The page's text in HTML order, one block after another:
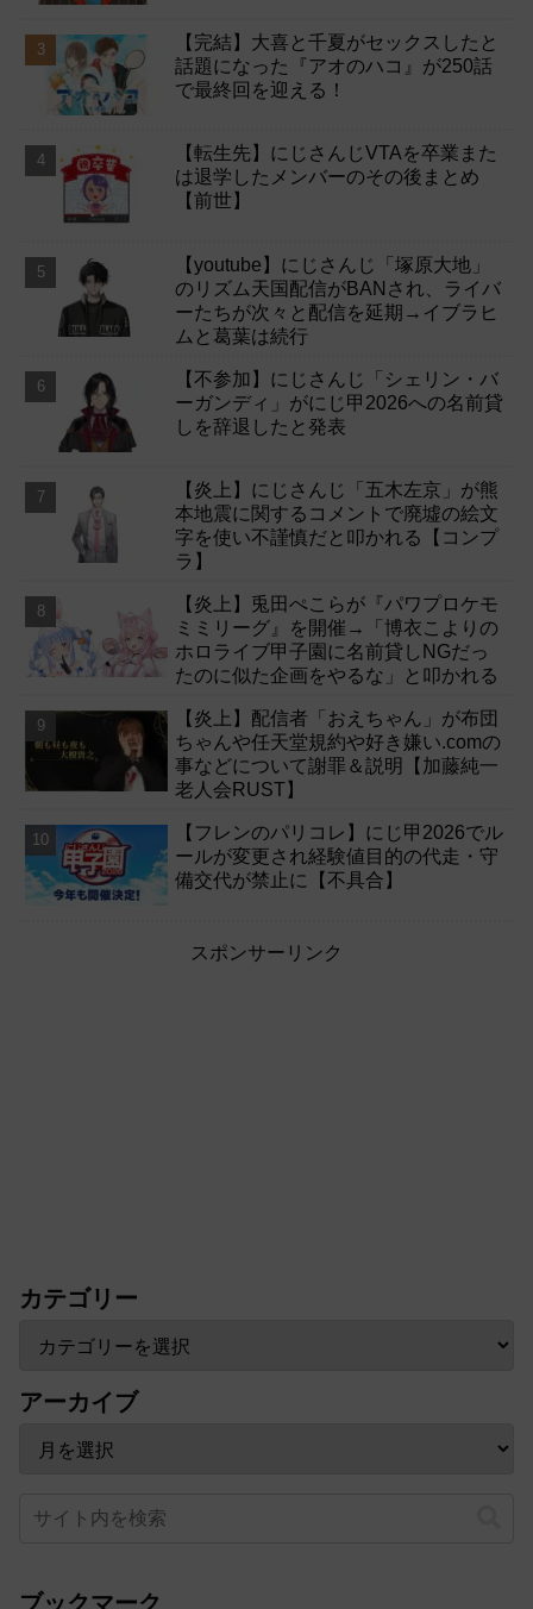
【完結】大喜と千夏がセックスしたと
話題になった『アオのハコ』が250話
で最終回を迎える！
【転生先】にじさんじVTAを卒業また
は退学したメンバーのその後まとめ
【前世】
【youtube】にじさんじ「塚原大地」
のリズム天国配信がBANされ、ライバ
ーたちが次々と配信を延期→イブラヒ
ムと葛葉は続行
【不参加】にじさんじ「シェリン・バ
ーガンディ」がにじ甲2026への名前貸
しを辞退したと発表
【炎上】にじさんじ「五木左京」が熊
本地震に関するコメントで廃墟の絵文
字を使い不謹慎だと叩かれる【コンプ
ラ】
【炎上】兎田ぺこらが『パワプロケモ
ミミリーグ』を開催→「博衣こよりの
ホロライブ甲子園に名前貸しNGだっ
たのに似た企画をやるな」と叩かれる
【炎上】配信者「おえちゃん」が布団
ちゃんや任天堂規約や好き嫌い.comの
事などについて謝罪＆説明【加藤純一
老人会RUST】
【フレンのパリコレ】にじ甲2026でル
ールが変更され経験値目的の代走・守
備交代が禁止に【不具合】
スポンサーリンク
カテゴリー
アーカイブ
ブックマーク